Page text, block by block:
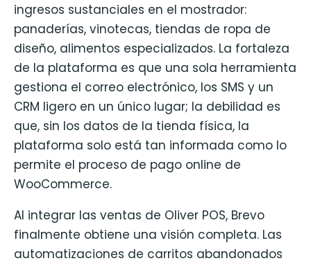
ingresos sustanciales en el mostrador:
panaderías, vinotecas, tiendas de ropa de
diseño, alimentos especializados. La fortaleza
de la plataforma es que una sola herramienta
gestiona el correo electrónico, los SMS y un
CRM ligero en un único lugar; la debilidad es
que, sin los datos de la tienda física, la
plataforma solo está tan informada como lo
permite el proceso de pago online de
WooCommerce.
Al integrar las ventas de Oliver POS, Brevo
finalmente obtiene una visión completa. Las
automatizaciones de carritos abandonados